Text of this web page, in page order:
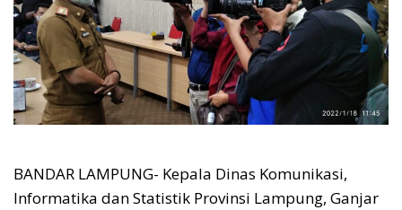
BANDAR LAMPUNG- Kepala Dinas Komunikasi,
Informatika dan Statistik Provinsi Lampung, Ganjar